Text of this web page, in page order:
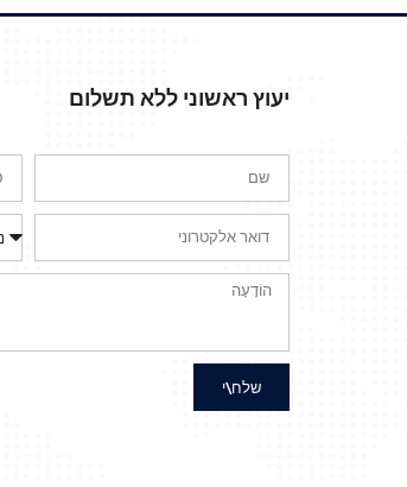
יעוץ ראשוני ללא תשלום
שלח\י